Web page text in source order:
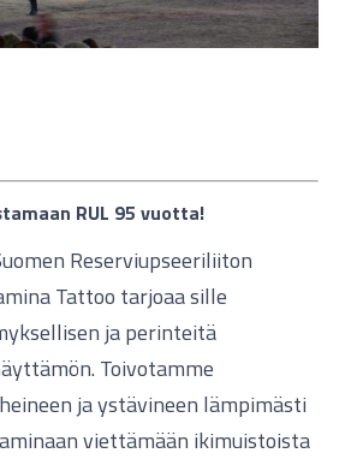
RUL 95 vuotta!
Reserviupseeriliiton
Tattoo tarjoaa sille
ja perinteitä
Toivotamme
ja ystävineen lämpimästi
viettämään ikimuistoista